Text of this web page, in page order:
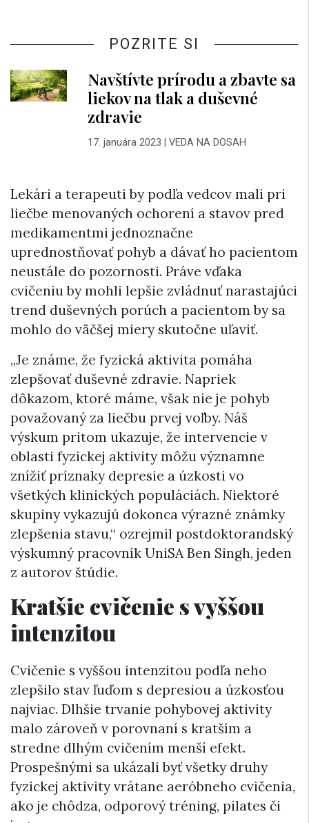
POZRITE SI
Navštívte prírodu a zbavte sa
liekov na tlak a duševné
zdravie
17. januára 2023 VEDA NA DOSAH
Lekári a terapeuti by podľa vedcov mali pri
liečbe menovaných ochorení a stavov pred
medikamentmi jednoznačne
uprednostňovať pohyb a dávať ho pacientom
neustále do pozornosti. Práve vďaka
cvičeniu by mohli lepšie zvládnuť narastajúci
trend duševných porúch a pacientom by sa
mohlo do väčšej miery skutočne uľaviť.
„Je známe, že fyzická aktivita pomáha
zlepšovať duševné zdravie. Napriek
dôkazom, ktoré máme, však nie je pohyb
považovaný za liečbu prvej voľby. Náš
výskum pritom ukazuje, že intervencie v
oblasti fyzickej aktivity môžu významne
znížiť príznaky depresie a úzkosti vo
všetkých klinických populáciách. Niektoré
skupiny vykazujú dokonca výrazné známky
zlepšenia stavu,“ ozrejmil postdoktorandský
výskumný pracovník UniSA Ben Singh, jeden
z autorov štúdie.
Kratšie cvičenie s vyššou
intenzitou
Cvičenie s vyššou intenzitou podľa neho
zlepšilo stav ľuďom s depresiou a úzkosťou
najviac. Dlhšie trvanie pohybovej aktivity
malo zároveň v porovnaní s kratším a
stredne dlhým cvičením menší efekt.
Prospešnými sa ukázali byť všetky druhy
fyzickej aktivity vrátane aeróbneho cvičenia,
ako je chôdza, odporový tréning, pilates či